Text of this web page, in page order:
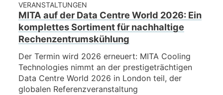
VERANSTALTUNGEN
MITA auf der Data Centre World 2026: Ein
komplettes Sortiment für nachhaltige
Rechenzentrumskühlung
Der Termin wird 2026 erneuert: MITA Cooling
Technologies nimmt an der prestigeträchtigen
Data Centre World 2026 in London teil, der
globalen Referenzveranstaltung